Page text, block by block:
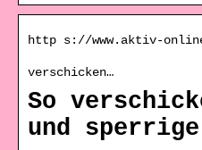
http s://www.aktiv-
verschicken…
So
und sperrige